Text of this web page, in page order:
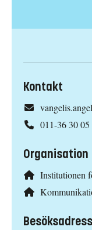
Kontakt
011-36 30 05
Organisation
Institutionen
Besöksadress